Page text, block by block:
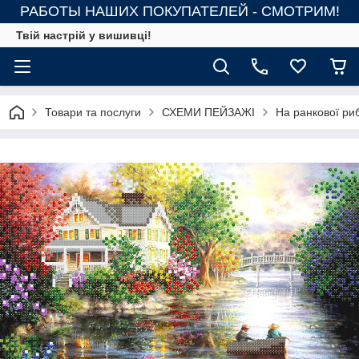
РАБОТЫ НАШИХ ПОКУПАТЕЛЕЙ - СМОТРИМ!
Твій настрій у вишивці!
Товари та послуги СХЕМИ ПЕЙЗАЖІ На ранкової